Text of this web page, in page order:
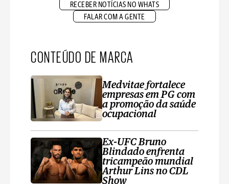
RECEBER NOTÍCIAS NO WHATS
FALAR COM A GENTE
CONTEÚDO DE MARCA
Medvitae fortalece
empresas em PG com
a promoção da saúde
ocupacional
Ex-UFC Bruno
Blindado enfrenta
tricampeão mundial
Arthur Lins no CDL
Show